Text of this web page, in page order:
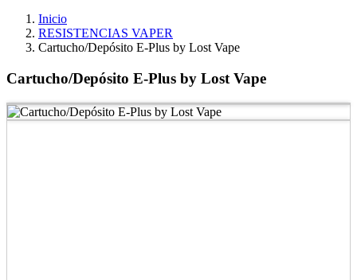
Inicio
RESISTENCIAS VAPER
Cartucho/Depósito E-Plus by Lost Vape
Cartucho/Depósito E-Plus by Lost Vape